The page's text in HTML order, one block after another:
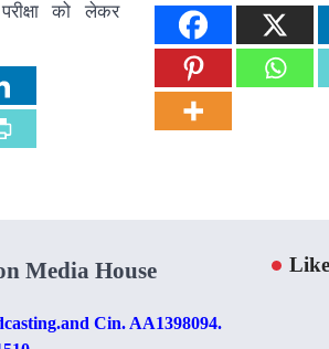
को लेकर
Media House
Cin. AA1398094.